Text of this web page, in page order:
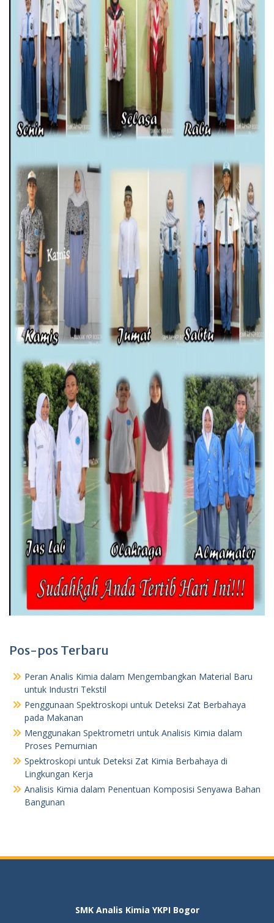
Pos-pos Terbaru
Peran Analis Kimia dalam Mengembangkan Material Baru
untuk Industri Tekstil
Penggunaan Spektroskopi untuk Deteksi Zat Berbahaya
pada Makanan
Menggunakan Spektrometri untuk Analisis Kimia dalam
Proses Pemurnian
Spektroskopi untuk Deteksi Zat Kimia Berbahaya di
Lingkungan Kerja
Analisis Kimia dalam Penentuan Komposisi Senyawa Bahan
Bangunan
SMK Analis Kimia YKPI Bogor